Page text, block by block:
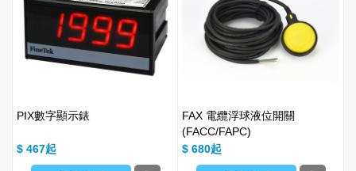
PIX數字顯示錶
$ 467
FAX 電纜浮球液位開關
(FACC/FAPC)
$ 680